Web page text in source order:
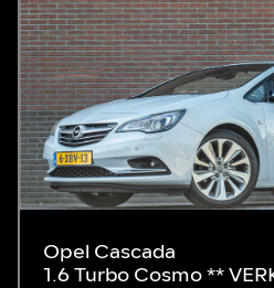
Opel Cascada
1.6 Turbo Cosmo **